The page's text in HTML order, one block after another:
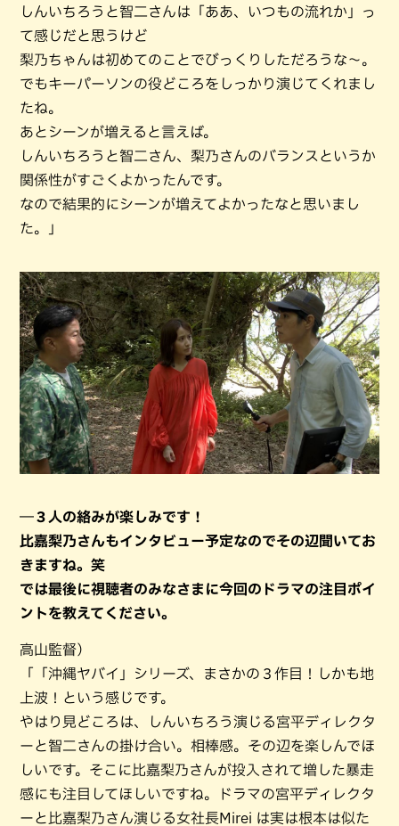
しんいちろうと智二さんは「ああ、いつもの流れか」っ
て感じだと思うけど
梨乃ちゃんは初めてのことでびっくりしただろうな～。
でもキーパーソンの役どころをしっかり演じてくれまし
たね。
あとシーンが増えると言えば。
しんいちろうと智二さん、梨乃さんのバランスというか
関係性がすごくよかったんです。
なので結果的にシーンが増えてよかったなと思いまし
た。」
―３人の絡みが楽しみです！
比嘉梨乃さんもインタビュー予定なのでその辺聞いてお
きますね。笑
では最後に視聴者のみなさまに今回のドラマの注目ポイ
ントを教えてください。
高山監督）
「「沖縄ヤバイ」シリーズ、まさかの３作目！しかも地
上波！という感じです。
やはり見どころは、しんいちろう演じる宮平ディレクタ
ーと智二さんの掛け合い。相棒感。その辺を楽しんでほ
しいです。そこに比嘉梨乃さんが投入されて増した暴走
感にも注目してほしいですね。ドラマの宮平ディレクタ
ーと比嘉梨乃さん演じる女社長Mirei は実は根本は似た